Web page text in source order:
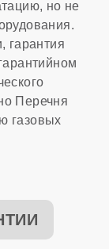
но не
гарантия
Перечня
газовых